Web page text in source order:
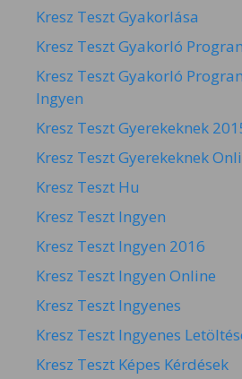
Kresz Teszt Gyakorlása
Kresz Teszt Gyakorló
Kresz Teszt Gyakorló
Ingyen
Kresz Teszt Gyerekeknek
Kresz Teszt Gyerekeknek
Kresz Teszt Hu
Kresz Teszt Ingyen
Kresz Teszt Ingyen 2016
Kresz Teszt Ingyen Online
Kresz Teszt Ingyenes
Kresz Teszt Ingyenes
Kresz Teszt Képes Kérdések